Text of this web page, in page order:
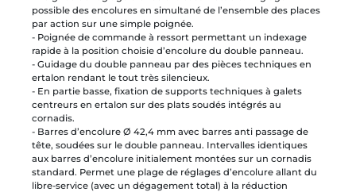
possible des encolures en simultané de l’ensemble des places
par action sur une simple poignée.
- Poignée de commande à ressort permettant un indexage
rapide à la position choisie d’encolure du double panneau.
- Guidage du double panneau par des pièces techniques en
ertalon rendant le tout très silencieux.
- En partie basse, fixation de supports techniques à galets
centreurs en ertalon sur des plats soudés intégrés au
cornadis.
- Barres d’encolure Ø 42,4 mm avec barres anti passage de
tête, soudées sur le double panneau. Intervalles identiques
aux barres d’encolure initialement montées sur un cornadis
standard. Permet une plage de réglages d’encolure allant du
libre-service (avec un dégagement total) à la réduction